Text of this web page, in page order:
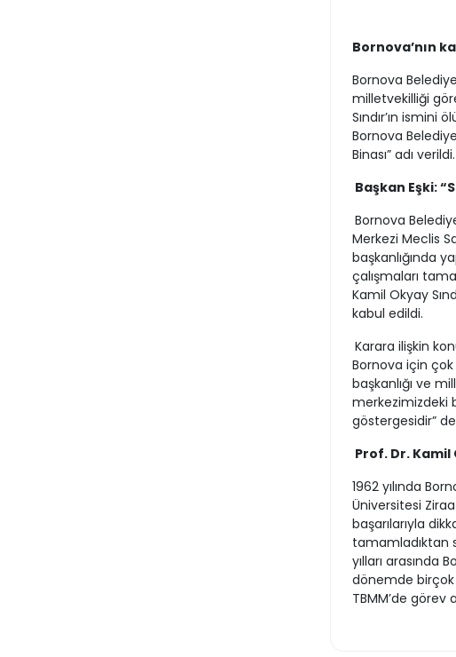
Bornova’nın
Bornova
milletvekilliği
Sındır’ın ismini
Bornova
Binası” adı verildi.
Başkan Eşki:
Bornova
Merkezi Meclis
başkanlığında
çalışmaları
Kamil Okyay
kabul edildi.
Karara ilişkin
Bornova için çok
başkanlığı ve
merkezimizdeki
göstergesidir”
Prof. Dr. Kamil
1962 yılında
Üniversitesi
başarılarıyla
tamamladıktan
yılları arasında
dönemde birçok
TBMM’de görev